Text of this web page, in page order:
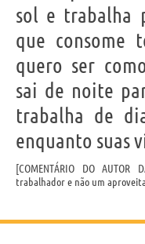
sol e trabalha
que consome
quero ser
sai de noite
trabalha de
enquanto suas
COMENTÁRIO DO
trabalhador e não um